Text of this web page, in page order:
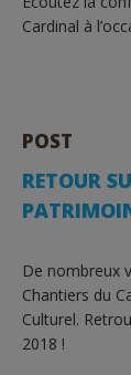
Cardinal à
POST
RETOUR
De nombreux
Chantiers du
Culturel.
2018 !